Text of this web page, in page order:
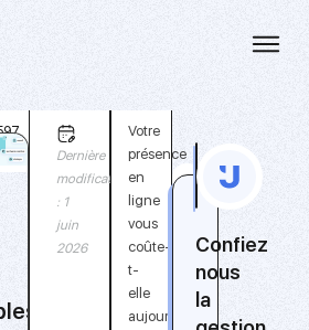
min
Dernière
modification
: 1
juin
2026
Votre
présence
en
ligne
vous
coûte-
t-
elle
aujourd’hui
Confiez
nous
la